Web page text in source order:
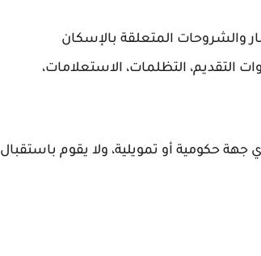
والشروحات المتعلقة بالإسكان
التقديم، التظلمات، الاستعلامات،
جهة حكومية أو تمويلية، ولا يقوم باستقبال